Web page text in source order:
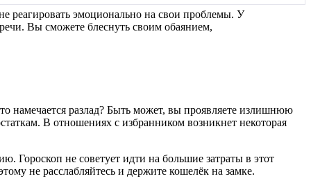
реагировать эмоционально на свои проблемы. У
Вы сможете блеснуть своим обаянием,
намечается разлад? Быть может, вы проявляете излишнюю
В отношениях с избранником возникнет некоторая
не советует идти на большие затраты в этот
не расслабляйтесь и держите кошелёк на замке.